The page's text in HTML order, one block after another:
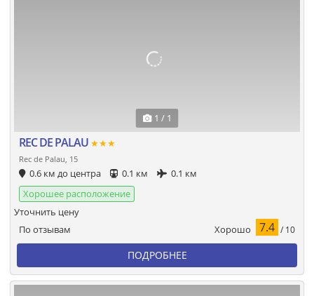
1 / 1
REC DE PALAU ★★★
Rec de Palau, 15
0.6 км до центра 0.1 км
0.1 км
Хорошее расположение
По отзывам Хорошо 7.4 / 10
Уточнить цену
ПОДРОБНЕЕ